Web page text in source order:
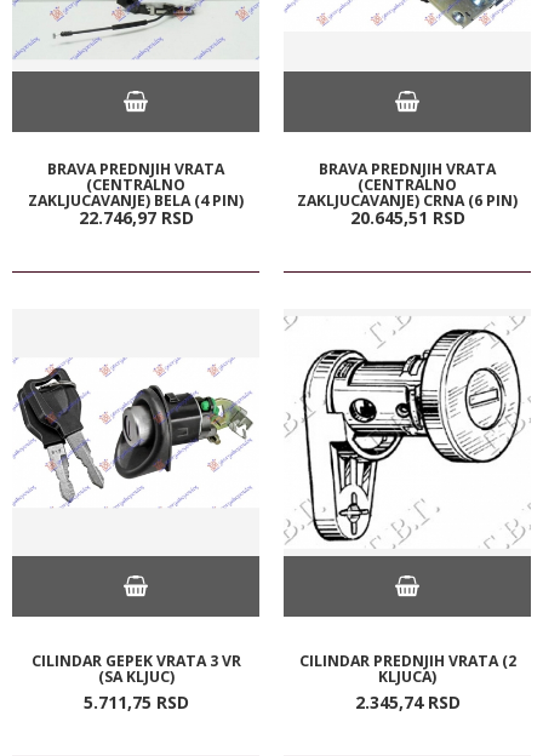
BRAVA PREDNJIH VRATA
(CENTRALNO
ZAKLJUCAVANJE) BELA (4 PIN)
22.746,97 RSD
BRAVA PREDNJIH VRATA
(CENTRALNO
ZAKLJUCAVANJE) CRNA (6 PIN)
20.645,51 RSD
CILINDAR GEPEK VRATA 3 VR
(SA KLJUC)
5.711,75 RSD
CILINDAR PREDNJIH VRATA (2
KLJUCA)
2.345,74 RSD